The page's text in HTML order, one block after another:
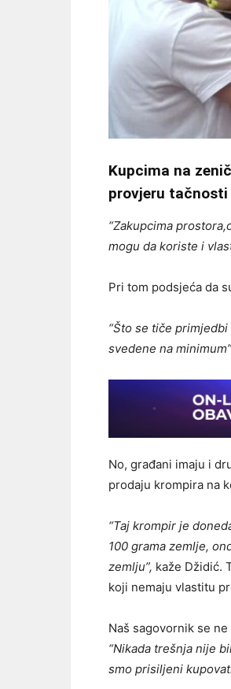
Kupcima na
provjeru tačnosti
“Zakupcima
mogu da koriste i
Pri tom podsjeća da
“Što se tiče
svedene na
No, građani imaju i
prodaju krompira na
“Taj krompir je
100 grama zemlje,
zemlju”, kaže Džidić.
koji nemaju vlastitu
Naš sagovornik se
“Nikada trešnja nije
smo prisiljeni